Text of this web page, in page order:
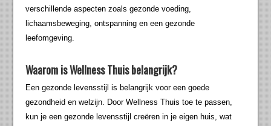
verschillende aspecten zoals gezonde voeding,
lichaamsbeweging, ontspanning en een gezonde
leefomgeving.
Waarom is Wellness Thuis belangrijk?
Een gezonde levensstijl is belangrijk voor een goede
gezondheid en welzijn. Door Wellness Thuis toe te passen,
kun je een gezonde levensstijl creëren in je eigen huis, wat